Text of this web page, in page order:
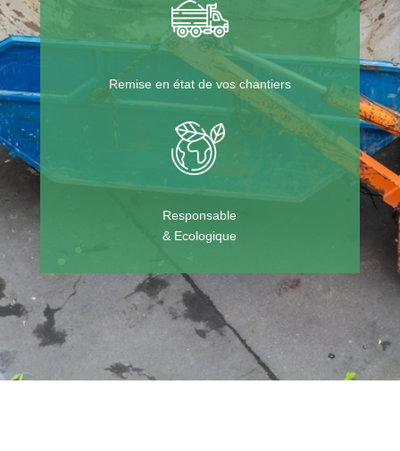
Remise en état de vos chantiers
Responsable
& Ecologique